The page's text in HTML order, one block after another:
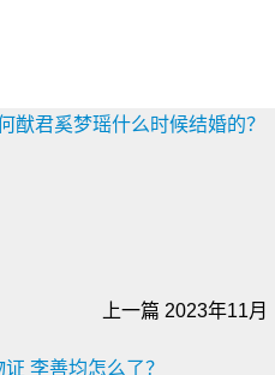
猷君奚梦瑶什么时候结婚的？
上一篇 2023年11月
李善均怎么了？